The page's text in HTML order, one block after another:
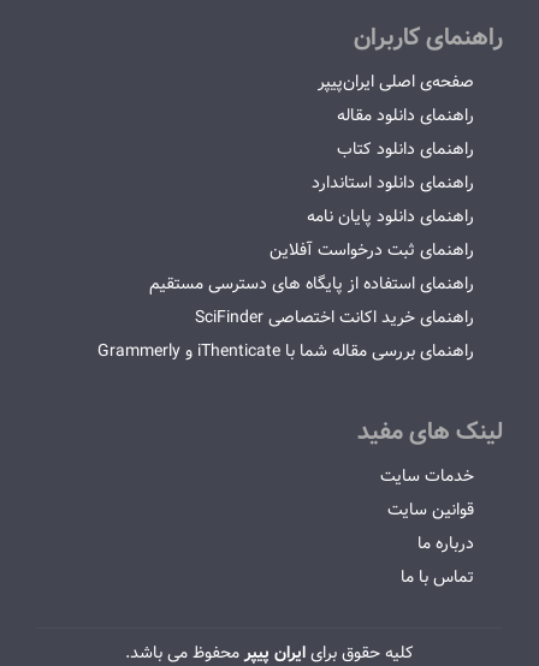
راهنمای کاربران
صفحه‌ی اصلی ایران‌پیپر
راهنمای دانلود مقاله
راهنمای دانلود کتاب
راهنمای دانلود استاندارد
راهنمای دانلود پایان نامه
راهنمای ثبت درخواست آفلاین
راهنمای استفاده از پایگاه های دسترسی مستقیم
راهنمای خرید اکانت اختصاصی SciFinder
راهنمای بررسی مقاله شما با iThenticate و Grammerly
لینک های مفید
خدمات سایت
قوانین سایت
درباره ما
تماس با ما
کلیه حقوق برایایران پیپرمحفوظ می باشد.